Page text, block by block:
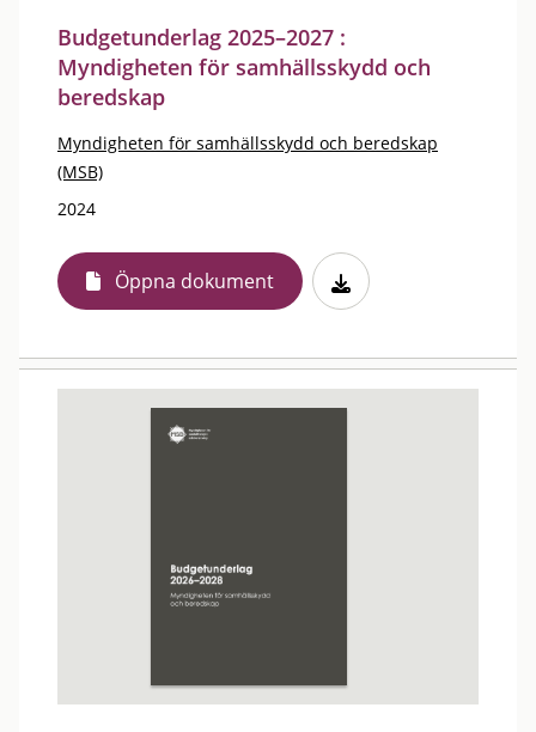
Budgetunderlag 2025–2027 :
Myndigheten för samhällsskydd och
beredskap
Myndigheten för samhällsskydd och beredskap
(MSB)
2024
Öppna dokument